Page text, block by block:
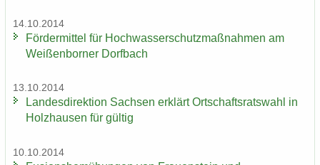
14.10.2014
För­der­mit­tel für Hoch­was­ser­schutz­maß­nah­men am
Wei­ßen­bor­ner Dorf­bach
13.10.2014
Lan­des­di­rek­ti­on Sach­sen er­klärt Ort­schafts­rats­wahl in
Holz­hau­sen für gül­tig
10.10.2014